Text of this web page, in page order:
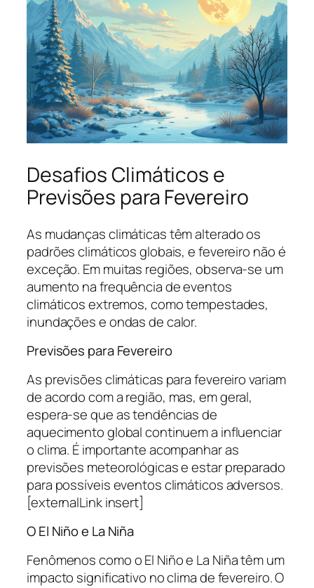
Desafios Climáticos e
Previsões para Fevereiro
As mudanças climáticas têm alterado os
padrões climáticos globais, e fevereiro não é
exceção. Em muitas regiões, observa-se um
aumento na frequência de eventos
climáticos extremos, como tempestades,
inundações e ondas de calor.
Previsões para Fevereiro
As previsões climáticas para fevereiro variam
de acordo com a região, mas, em geral,
espera-se que as tendências de
aquecimento global continuem a influenciar
o clima. É importante acompanhar as
previsões meteorológicas e estar preparado
para possíveis eventos climáticos adversos.
[externalLink insert]
O El Niño e La Niña
Fenômenos como o El Niño e La Niña têm um
impacto significativo no clima de fevereiro. O